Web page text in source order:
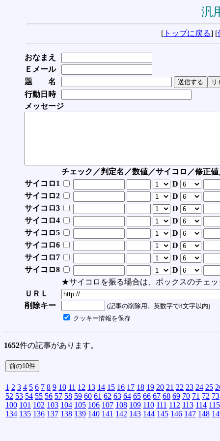
汎
[ トップに戻る] [
おなまえ
Ｅメール
題 名
行動日時
メッセージ
チェック／判定名／数値／サイコロ／修正
サイコロ1
D
サイコロ2
D
サイコロ3
D
サイコロ4
D
サイコロ5
D
サイコロ6
D
サイコロ7
D
サイコロ8
D
★サイコロを振る場合は、ボックスのチェッ
ＵＲＬ
削除キー
(記事の削除用。英数字で8文字以内)
クッキー情報を保存
1652件の記事があります。
1 2 3 4 5 6 7 8 9 10 11 12 13 14 15 16 17 18 19 20 21 22 23 24 25
52 53 54 55 56 57 58 59 60 61 62 63 64 65 66 67 68 69 70 71 72 73
100 101 102 103 104 105 106 107 108 109 110 111 112 113 114 115
134 135 136 137 138 139 140 141 142 143 144 145 146 147 148